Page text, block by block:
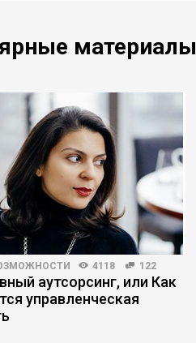
материалы
4118 122
аутсорсинг, или Как
управленческая